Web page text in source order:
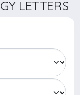
LETTERS